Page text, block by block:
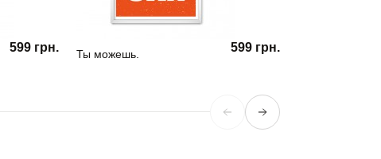
599 грн. Ты можешь. 599 грн.